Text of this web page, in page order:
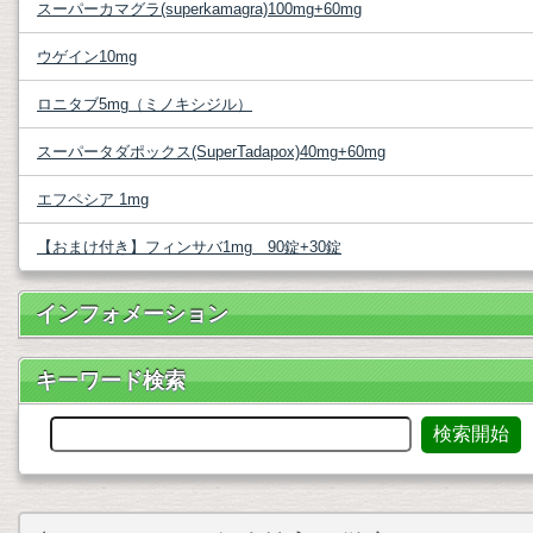
スーパーカマグラ(superkamagra)100mg+60mg
ウゲイン10mg
ロニタブ5mg（ミノキシジル）
スーパータダポックス(SuperTadapox)40mg+60mg
エフペシア 1mg
【おまけ付き】フィンサバ1mg 90錠+30錠
インフォメーション
キーワード検索